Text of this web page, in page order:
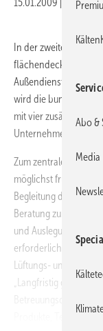
15.01.2009
In der zweiten
flächendeckendes
wird die bundesweit
mit vier zusätzlichen
Unternehmen auf die
Zum zentralen
möglichst frühzeitige,
Begleitung der
Beratung zu Design-
und Auslegung des
erforderlichen
Lüftungs- und
„Langfristig
Abo &
Media